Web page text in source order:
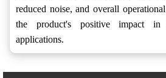
reduced noise, and overall
the product's positive impact in
applications.